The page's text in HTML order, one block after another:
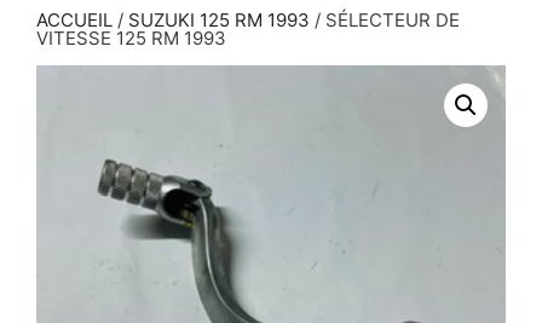
ACCUEIL / SUZUKI 125 RM 1993 / SÉLECTEUR DE
VITESSE 125 RM 1993